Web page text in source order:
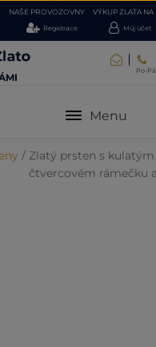
NAŠE PROVOZOVNY VÝKUP ZLATA
Registrace Můj účet
Po-
Menu
/ Zlatý prsten s
čtvercovém rámečku